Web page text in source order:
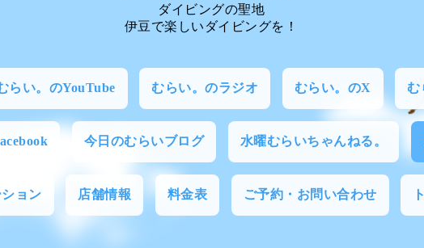
ダイビングの聖地
伊豆で楽しいダイビングを！
らい。のYouTube むらい。のラジオ むらい。のX む
今日のむらいブログ 水曜むらいちゃんねる。
ョン 店舗情報 料金表 ご予約・お問い合わせ